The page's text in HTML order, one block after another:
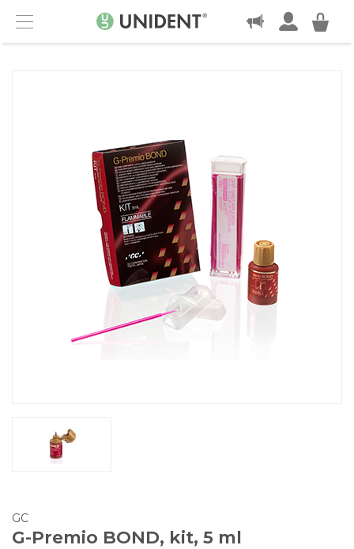
Menu
KONTAKT
GC
G-Premio BOND, kit, 5 ml